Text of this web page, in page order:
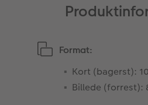
Format:
Kort (bagerst):
Billede (forrest):